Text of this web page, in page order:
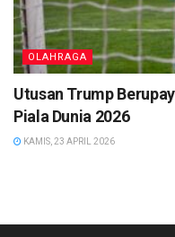
OLAHRAGA
Utusan Trump
Piala Dunia 2026
KAMIS, 23 APRIL 2026